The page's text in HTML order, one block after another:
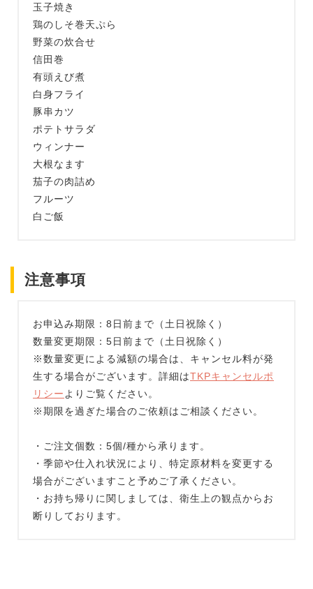
玉子焼き
鶏のしそ巻天ぷら
野菜の炊合せ
信田巻
有頭えび煮
白身フライ
豚串カツ
ポテトサラダ
ウィンナー
大根なます
茄子の肉詰め
フルーツ
白ご飯
注意事項
お申込み期限：8日前まで（土日祝除く）
数量変更期限：5日前まで（土日祝除く）
※数量変更による減額の場合は、キャンセル料が発
生する場合がございます。詳細はTKPキャンセルポ
リシー よりご覧ください。
※期限を過ぎた場合のご依頼はご相談ください。
・ご注文個数：5個/種から承ります。
・季節や仕入れ状況により、特定原材料を変更する
場合がございますこと予めご了承ください。
・お持ち帰りに関しましては、衛生上の観点からお
断りしております。